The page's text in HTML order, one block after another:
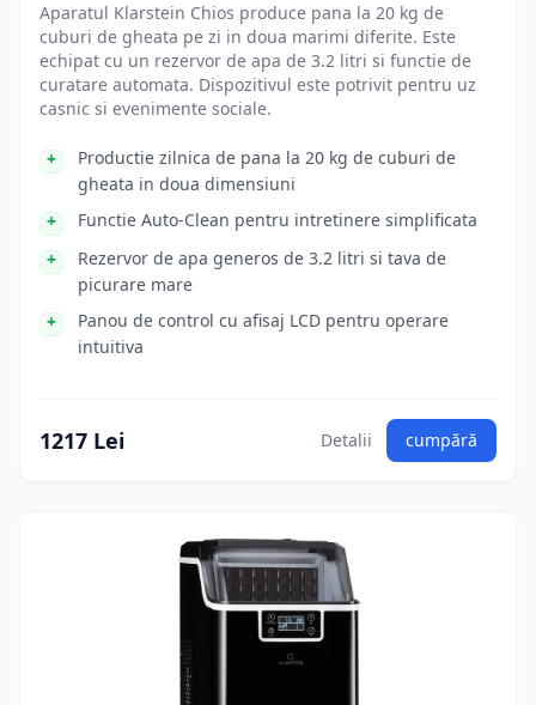
Aparatul Klarstein Chios produce pana la 20 kg de
cuburi de gheata pe zi in doua marimi diferite. Este
echipat cu un rezervor de apa de 3.2 litri si functie de
curatare automata. Dispozitivul este potrivit pentru uz
casnic si evenimente sociale.
Productie zilnica de pana la 20 kg de cuburi de
gheata in doua dimensiuni
Functie Auto-Clean pentru intretinere simplificata
Rezervor de apa generos de 3.2 litri si tava de
picurare mare
Panou de control cu afisaj LCD pentru operare
intuitiva
1217 Lei Detalii cumpără